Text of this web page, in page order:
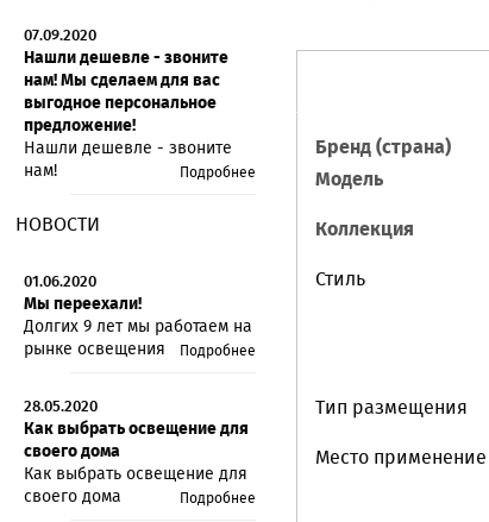
07.09.2020
Нашли дешевле - звоните
нам! Мы сделаем для вас
выгодное персональное
предложение!
Нашли дешевле - звоните
нам!
Подробнее
НОВОСТИ
01.06.2020
Мы переехали!
Долгих 9 лет мы работаем на
рынке освещения
Подробнее
28.05.2020
Как выбрать освещение для
своего дома
Как выбрать освещение для
своего дома
Подробнее
Бренд (страна)
Модель
Коллекция
Стиль
Тип размещения
Место применение